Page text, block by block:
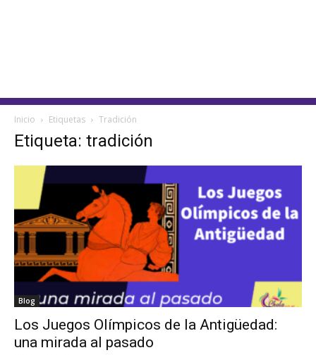
Inicio Etiquetas Tradición
Etiqueta: tradición
Blog
Los Juegos Olímpicos de la Antigüedad:
una mirada al pasado